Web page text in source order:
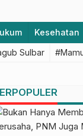
Kesehatan
Sulbar